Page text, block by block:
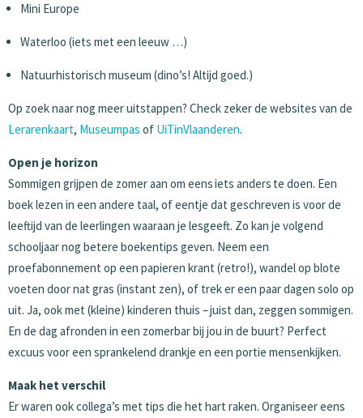
Mini Europe
Waterloo (iets met een leeuw …)
Natuurhistorisch museum (dino’s! Altijd goed.)
Op zoek naar nog meer uitstappen? Check zeker de websites van de
Lerarenkaart, Museumpas of UiTinVlaanderen.
Open je horizon
Sommigen grijpen de zomer aan om eens iets anders te doen. Een
boek lezen in een andere taal, of eentje dat geschreven is voor de
leeftijd van de leerlingen waaraan je lesgeeft. Zo kan je volgend
schooljaar nog betere boekentips geven. Neem een
proefabonnement op een papieren krant (retro!), wandel op blote
voeten door nat gras (instant zen), of trek er een paar dagen solo op
uit. Ja, ook met (kleine) kinderen thuis – juist dan, zeggen sommigen.
En de dag afronden in een zomerbar bij jou in de buurt? Perfect
excuus voor een sprankelend drankje en een portie mensenkijken.
Maak het verschil
Er waren ook collega’s met tips die het hart raken. Organiseer eens